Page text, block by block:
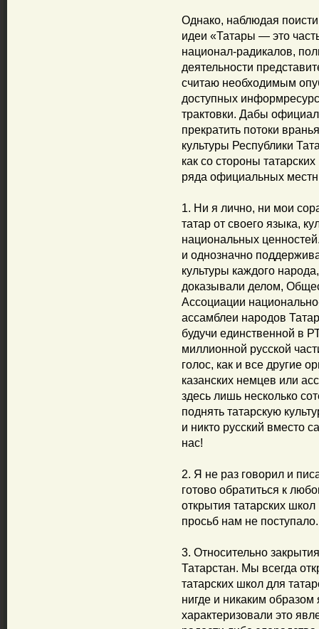
Однако, наблюдая
идеи «Татары — это
национал-радикалов,
деятельности
считаю необходимым
доступных
трактовки. Дабы
прекратить потоки
культуры Республики
как со стороны
ряда официальных
1. Ни я лично, ни мои
татар от своего языка,
национальных
и однозначно
культуры каждого
доказывали делом,
Ассоциации
ассамблеи народов
будучи единственной в
миллионной русской
голос, как и все другие
казанских немцев или
здесь лишь несколько
поднять татарскую
и никто русский вместо
нас!
2. Я не раз говорил и
готово обратиться к
открытия татарских
просьб нам не поступало.
3. Относительно
Татарстан. Мы всегда
татарских школ для
нигде и никаким
характеризовали это